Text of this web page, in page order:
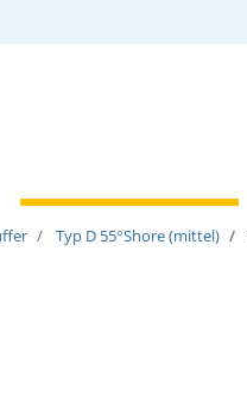
Typ D 55°Shore (mittel)